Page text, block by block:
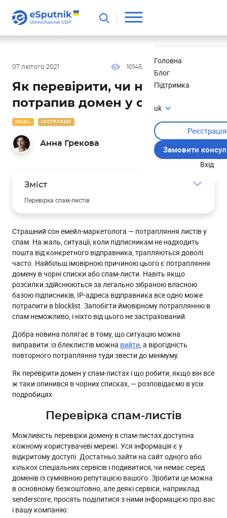
Головна
Блог
Підтримка
uk
Реєстрація
Замовити
Вхід
07 лютого 2021 10145
EMAIL ІНСТРУКЦІЇ
Як перевірити, чи не
потрапив домен у спам-лист
Анна Грекова
Зміст
Перевірка спам-листів
Корисні сервіси для перевірки
Виведення сайту зі спам-листа
Причини потрапляння домену в blacklist
Профілактика потрапляння до спам-листів
Висновок
Страшний сон емейл-маркетолога — потрапляння листів у
спам. На жаль, ситуації, коли підписникам не надходить
пошта від конкретного відправника, трапляються доволі
часто. Найбільш імовірною причиною цього є потрапляння
домену в чорні списки або спам-листи. Навіть якщо
розсилки здійснюються за легально зібраною власною
базою підписників, IP-адреса відправника все одно може
потрапити в blocklist. Запобігти ймовірному потраплянню в
спам неможливо, і ніхто від цього не застрахований.
Добра новина полягає в тому, що ситуацію можна
виправити: із блеклистів можна вийти, а вірогідність
повторного потрапляння туди звести до мінімуму.
Як перевірити домен у спам-листах і що робити, якщо він все
ж таки опинився в чорних списках, — розповідаємо в усіх
подробицях.
Перевірка спам-листів
Можливість перевірки домену в спам-листах доступна
кожному користувачеві мережі. Уся інформація є у
відкритому доступі. Достатньо зайти на сайт одного або
кількох спеціальних сервісів і подивитися, чи немає серед
доменів із сумнівною репутацією вашого. Зробити це можна
в основному безкоштовно, але деякі сервіси, наприклад
senderscore, просять поділитися з ними інформацією про вас
і вашу компанію: